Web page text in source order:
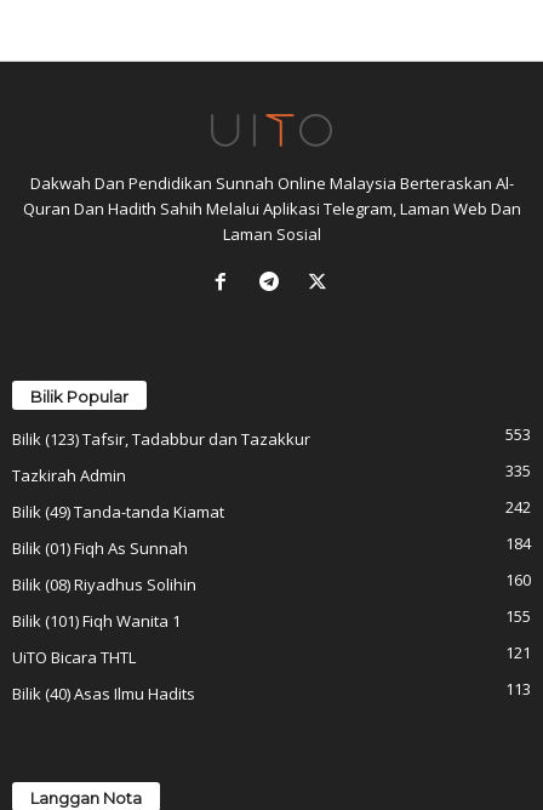
Dakwah Dan Pendidikan Sunnah Online Malaysia Berteraskan Al-
Quran Dan Hadith Sahih Melalui Aplikasi Telegram, Laman Web Dan
Laman Sosial
Bilik Popular
Bilik (123) Tafsir, Tadabbur dan Tazakkur
553
Tazkirah Admin
335
Bilik (49) Tanda-tanda Kiamat
242
Bilik (01) Fiqh As Sunnah
184
Bilik (08) Riyadhus Solihin
160
Bilik (101) Fiqh Wanita 1
155
UiTO Bicara THTL
121
Bilik (40) Asas Ilmu Hadits
113
Langgan Nota